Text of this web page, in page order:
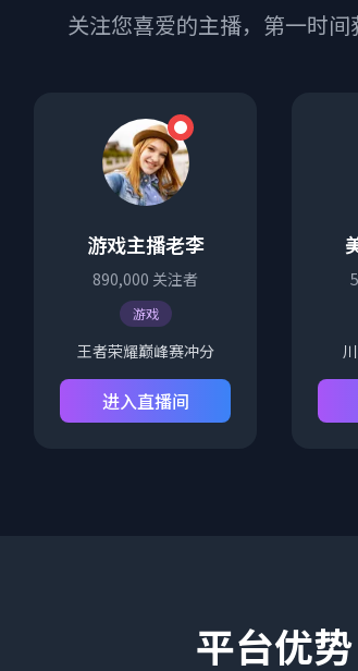
关注您喜爱的主播，第一时
游戏主播老李
890,000 关注者
游戏
王者荣耀巅峰赛冲分
进入直播间
平台优势